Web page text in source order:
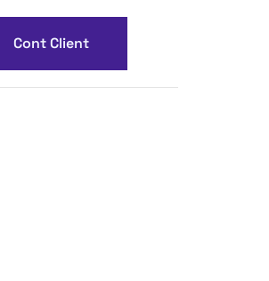
Cont Client